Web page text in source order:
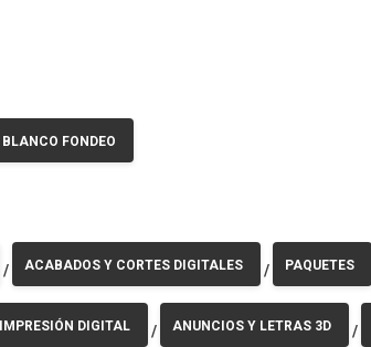
BLANCO FONDEO
/ ACABADOS Y CORTES DIGITALES / PAQUETES
IMPRESIÓN DIGITAL / ANUNCIOS Y LETRAS 3D /